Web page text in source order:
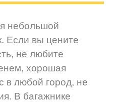
небольшой
Если вы цените
не любите
хорошая
в любой город, не
В багажнике